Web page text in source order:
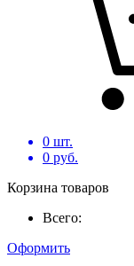
0 шт.
0 руб.
Корзина товаров
Всего:
Оформить